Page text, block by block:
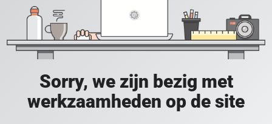
Sorry, we zijn bezig met
werkzaamheden op de site